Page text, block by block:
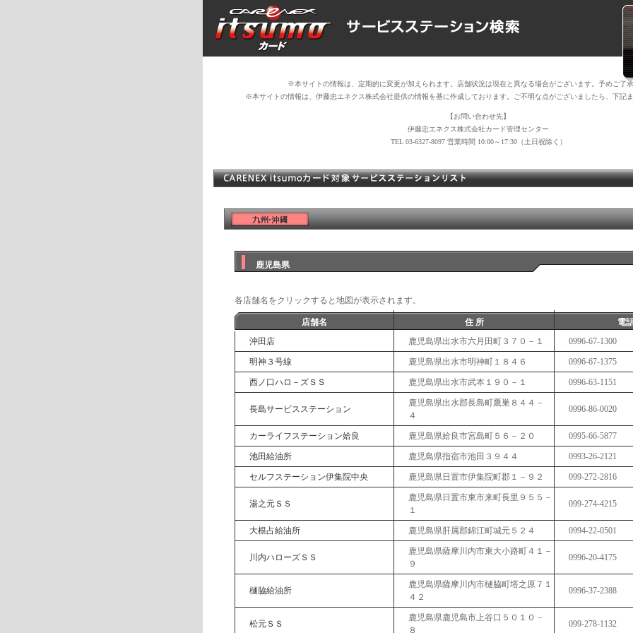
※本サイトの情報は、定期的に変更が加えられます。店舗状況は現在と異なる場合がございます。予めご了
※本サイトの情報は、伊藤忠エネクス株式会社提供の情報を基に作成しております。ご不明な点がございましたら、下記
【お問い合わせ先】
伊藤忠エネクス株式会社カード管理センター
TEL 03-6327-8097 営業時間 10:00～17:30（土日祝除く）
鹿児島県
各店舗名をクリックすると地図が表示されます。
店舗名 住 所
電
沖田店
鹿児島県出水市六月田町３７０－１ 0996-67-1300
明神３号線 鹿児島県出水市明神町１８４６ 0996-67-1375
西ノ口ハロ－ズＳＳ 鹿児島県出水市武本１９０－１ 0996-63-1151
長島サービスステーション
鹿児島県出水郡長島町鷹巣８４４－
４
0996-86-0020
カーライフステーション姶良 鹿児島県姶良市宮島町５６－２０ 0995-66-5877
池田給油所 鹿児島県指宿市池田３９４４ 0993-26-2121
セルフステーション伊集院中央 鹿児島県日置市伊集院町郡１－９２ 099-272-2816
湯之元ＳＳ
鹿児島県日置市東市来町長里９５５－
１
099-274-4215
大根占給油所 鹿児島県肝属郡錦江町城元５２４ 0994-22-0501
川内ハローズＳＳ
鹿児島県薩摩川内市東大小路町４１－
９
0996-20-4175
樋脇給油所
鹿児島県薩摩川内市樋脇町塔之原７１
４２
0996-37-2388
松元ＳＳ
鹿児島県鹿児島市上谷口５０１０－
８
099-278-1132